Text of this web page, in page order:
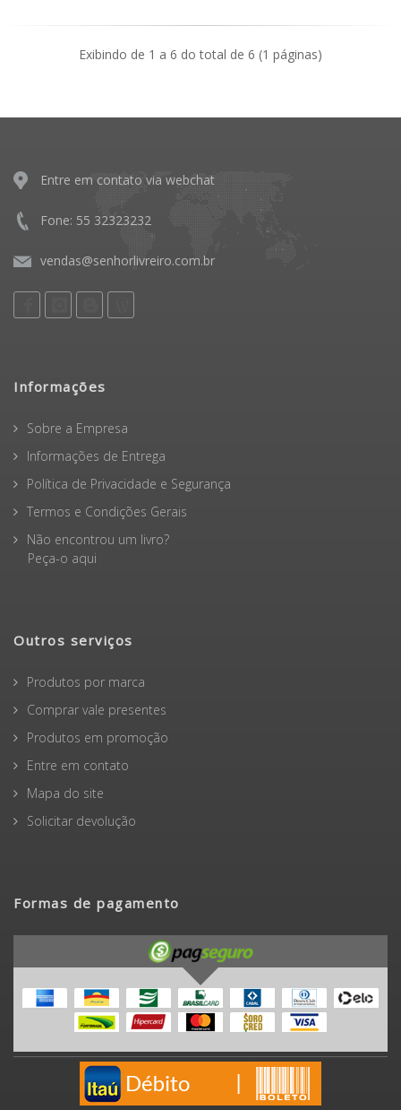
Exibindo de 1 a 6 do total de 6 (1 páginas)
Entre em contato via webchat
Fone: 55 32323232
vendas@senhorlivreiro.com.br
Informações
Sobre a Empresa
Informações de Entrega
Política de Privacidade e Segurança
Termos e Condições Gerais
Não encontrou um livro?
Peça-o aqui
Outros serviços
Produtos por marca
Comprar vale presentes
Produtos em promoção
Entre em contato
Mapa do site
Solicitar devolução
Formas de pagamento